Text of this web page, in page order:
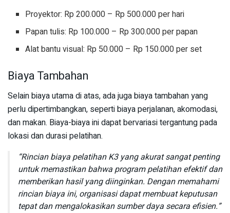
Proyektor: Rp 200.000 – Rp 500.000 per hari
Papan tulis: Rp 100.000 – Rp 300.000 per papan
Alat bantu visual: Rp 50.000 – Rp 150.000 per set
Biaya Tambahan
Selain biaya utama di atas, ada juga biaya tambahan yang
perlu dipertimbangkan, seperti biaya perjalanan, akomodasi,
dan makan. Biaya-biaya ini dapat bervariasi tergantung pada
lokasi dan durasi pelatihan.
“Rincian biaya pelatihan K3 yang akurat sangat penting
untuk memastikan bahwa program pelatihan efektif dan
memberikan hasil yang diinginkan. Dengan memahami
rincian biaya ini, organisasi dapat membuat keputusan
tepat dan mengalokasikan sumber daya secara efisien.”